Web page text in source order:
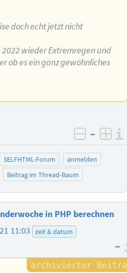
doch echt jetzt nicht
2022 wieder Extremregen und
ob es ein ganz gewöhnliches
negativ
–
SELFHTML-Forum
anmelden
Beitrag im Thread-Baum
in PHP berechnen
11:03 zeit & datum
–